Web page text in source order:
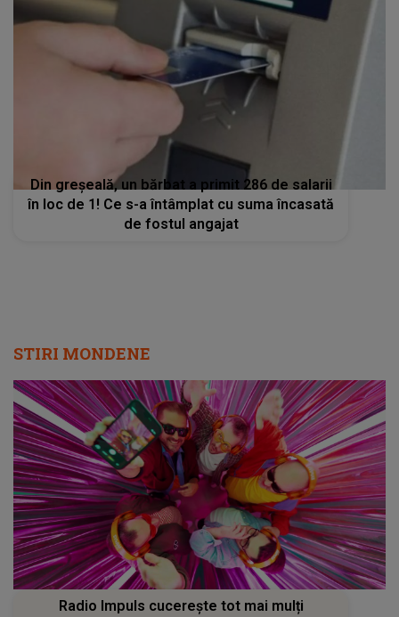
Din greșeală, un bărbat a primit 286 de salarii
în loc de 1! Ce s-a întâmplat cu suma încasată
de fostul angajat
STIRI MONDENE
Radio Impuls cucerește tot mai mulți